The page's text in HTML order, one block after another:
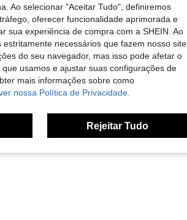
Ao selecionar "Aceitar Tudo", definiremos
oferecer funcionalidade aprimorada e
sua experiência de compra com a SHEIN. Ao
necessários que fazem nosso site
do seu navegador, mas isso pode afetar o
usamos e ajustar suas configurações de
mais informações sobre como
nossa Política de Privacidade.
Rejeitar Tudo